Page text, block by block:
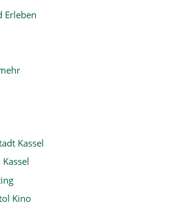
Erleben
Kassel
Kino